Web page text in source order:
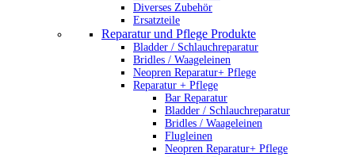
Diverses Zubehör
Ersatzteile
Reparatur und Pflege Produkte
Bladder / Schlauchreparatur
Bridles / Waageleinen
Neopren Reparatur+ Pflege
Reparatur + Pflege
Bar Reparatur
Bladder / Schlauchreparatur
Bridles / Waageleinen
Flugleinen
Neopren Reparatur+ Pflege